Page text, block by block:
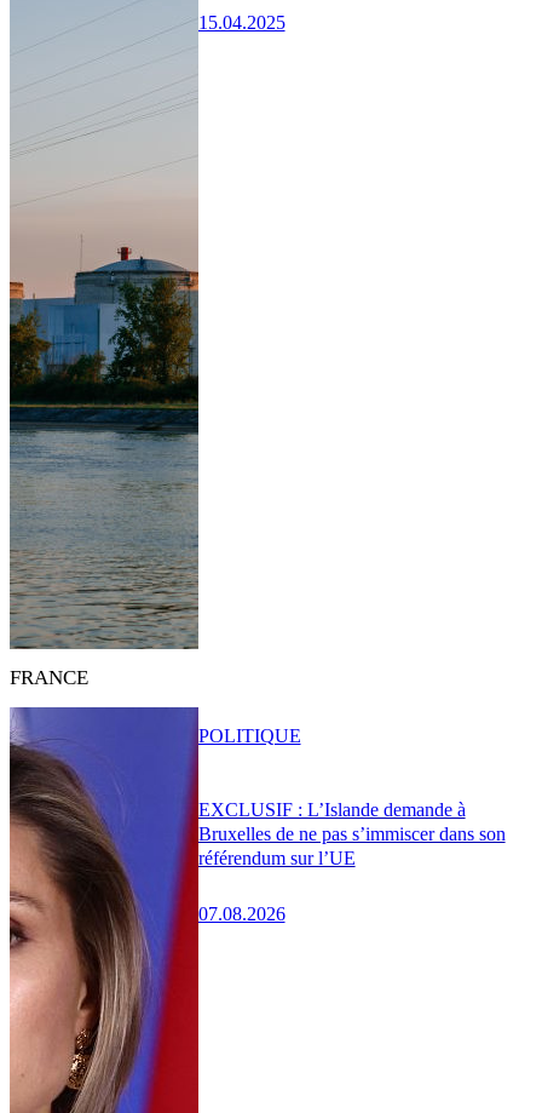
15.04.2025
FRANCE
EXCLUSIF : L’Islande demande à
Bruxelles de ne pas s’immiscer dans son
référendum sur l’UE
07.08.2026
POLITIQUE